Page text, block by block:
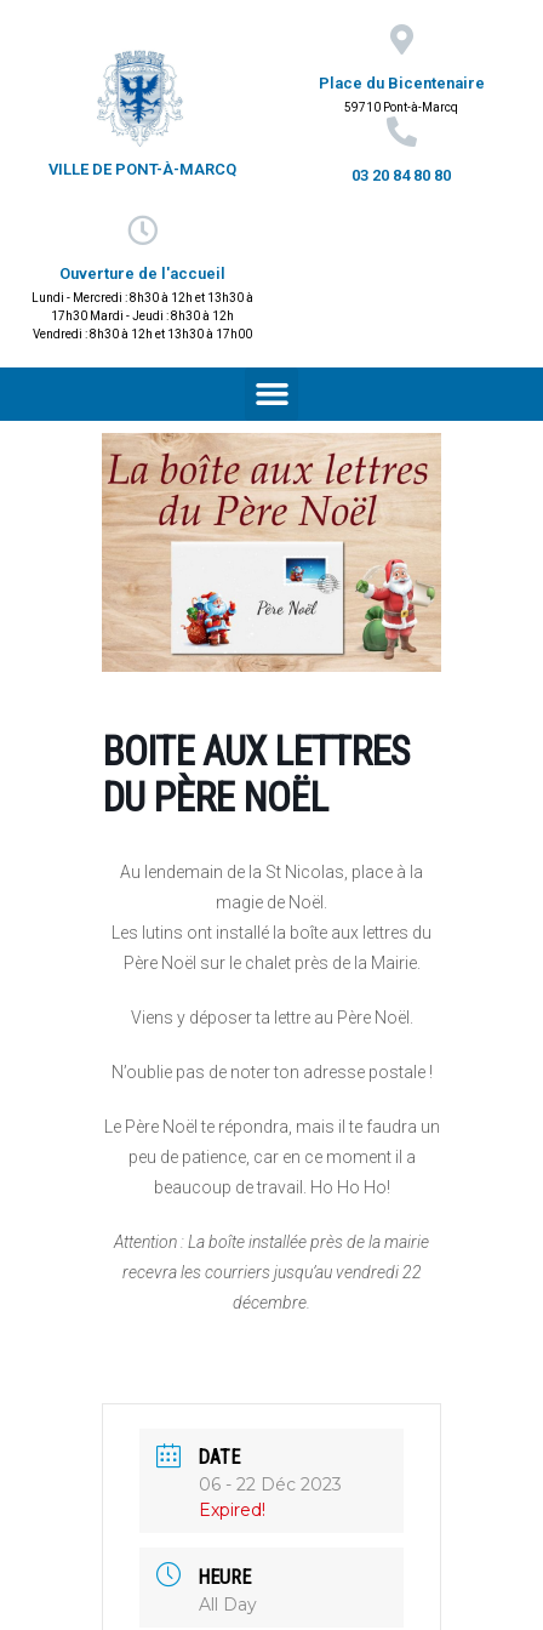
VILLE DE PONT-À-MARCQ
Place du Bicentenaire
59710 Pont-à-Marcq
03 20 84 80 80
Ouverture de l'accueil
Lundi - Mercredi : 8h30 à 12h et 13h30 à
17h30 Mardi - Jeudi : 8h30 à 12h
Vendredi : 8h30 à 12h et 13h30 à 17h00
BOITE AUX LETTRES
DU PÈRE NOËL
Au lendemain de la St Nicolas, place à la
magie de Noël.
Les lutins ont installé la boîte aux lettres du
Père Noël sur le chalet près de la Mairie.
Viens y déposer ta lettre au Père Noël.
N’oublie pas de noter ton adresse postale !
Le Père Noël te répondra, mais il te faudra un
peu de patience, car en ce moment il a
beaucoup de travail. Ho Ho Ho!
Attention : La boîte installée près de la mairie
recevra les courriers jusqu’au vendredi 22
décembre.
DATE
06 - 22 Déc 2023
Expired!
HEURE
All Day